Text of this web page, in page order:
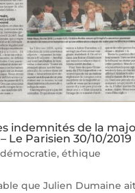
indemnités de la
Le Parisien 30/10/2019
démocratie, éthique
que Julien Dumaine